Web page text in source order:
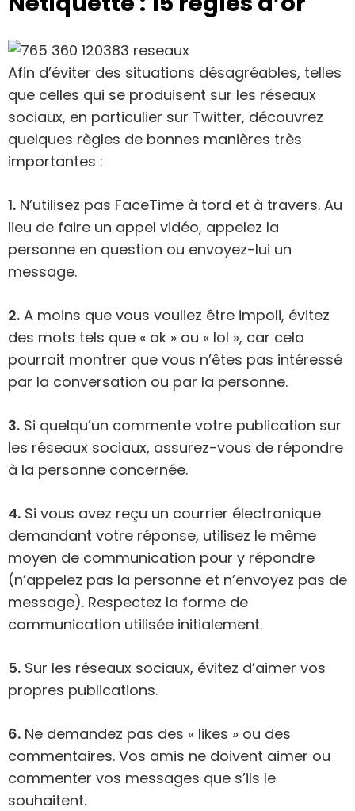
Afin d’éviter des situations désagréables, telles
que celles qui se produisent sur les réseaux
sociaux, en particulier sur Twitter, découvrez
quelques règles de bonnes manières très
importantes :
1. N’utilisez pas FaceTime à tord et à travers. Au
lieu de faire un appel vidéo, appelez la
personne en question ou envoyez-lui un
message.
2. A moins que vous vouliez être impoli, évitez
des mots tels que « ok » ou « lol », car cela
pourrait montrer que vous n’êtes pas intéressé
par la conversation ou par la personne.
3. Si quelqu’un commente votre publication sur
les réseaux sociaux, assurez-vous de répondre
à la personne concernée.
4. Si vous avez reçu un courrier électronique
demandant votre réponse, utilisez le même
moyen de communication pour y répondre
(n’appelez pas la personne et n’envoyez pas de
message). Respectez la forme de
communication utilisée initialement.
5. Sur les réseaux sociaux, évitez d’aimer vos
propres publications.
6. Ne demandez pas des « likes » ou des
commentaires. Vos amis ne doivent aimer ou
commenter vos messages que s’ils le
souhaitent.